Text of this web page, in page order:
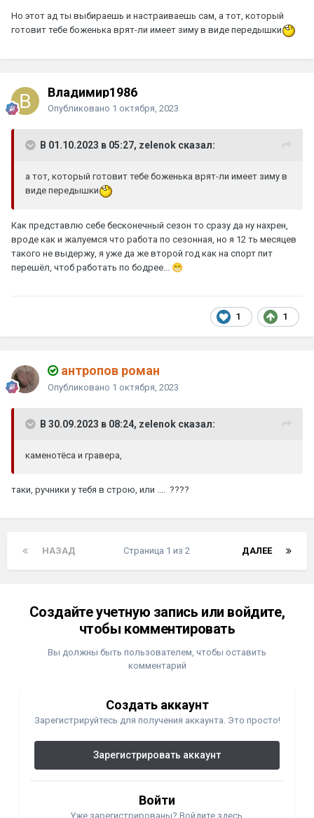
Но этот ад ты выбираешь и настраиваешь сам, а тот, который
готовит тебе боженька врят-ли имеет зиму в виде передышки
Владимир1986
Опубликовано 1 октября, 2023
В 01.10.2023 в 05:27, zelenok сказал:
а тот, который готовит тебе боженька врят-ли имеет зиму в
виде передышки
Как представлю себе бесконечный сезон то сразу да ну нахрен,
вроде как и жалуемся что работа по сезонная, но я 12 ть месяцев
такого не выдержу, я уже да же второй год как на спорт пит
перешёл, чтоб работать по бодрее... 😁
1 1
антропов роман
Опубликовано 1 октября, 2023
В 30.09.2023 в 08:24, zelenok сказал:
каменотёса и гравера,
таки, ручники у тебя в строю, или .... ????
НАЗАД ДАЛЕЕ
Страница 1 из 2
Создайте учетную запись или войдите,
чтобы комментировать
Вы должны быть пользователем, чтобы оставить
комментарий
Создать аккаунт
Зарегистрируйтесь для получения аккаунта. Это просто!
Зарегистрировать аккаунт
Войти
Уже зарегистрированы? Войдите здесь.